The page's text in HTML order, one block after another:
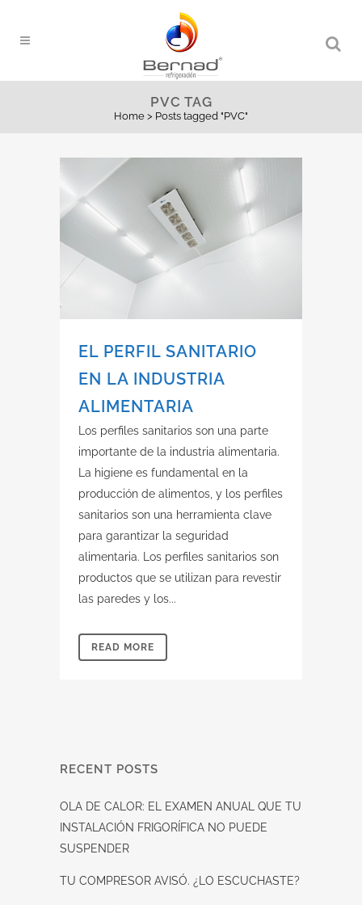
PVC TAG
Home > Posts tagged "PVC"
EL PERFIL SANITARIO
EN LA INDUSTRIA
ALIMENTARIA
Los perfiles sanitarios son una parte
importante de la industria alimentaria.
La higiene es fundamental en la
producción de alimentos, y los perfiles
sanitarios son una herramienta clave
para garantizar la seguridad
alimentaria. Los perfiles sanitarios son
productos que se utilizan para revestir
las paredes y los...
READ MORE
RECENT POSTS
OLA DE CALOR: EL EXAMEN ANUAL QUE TU
INSTALACIÓN FRIGORÍFICA NO PUEDE
SUSPENDER
TU COMPRESOR AVISÓ. ¿LO ESCUCHASTE?